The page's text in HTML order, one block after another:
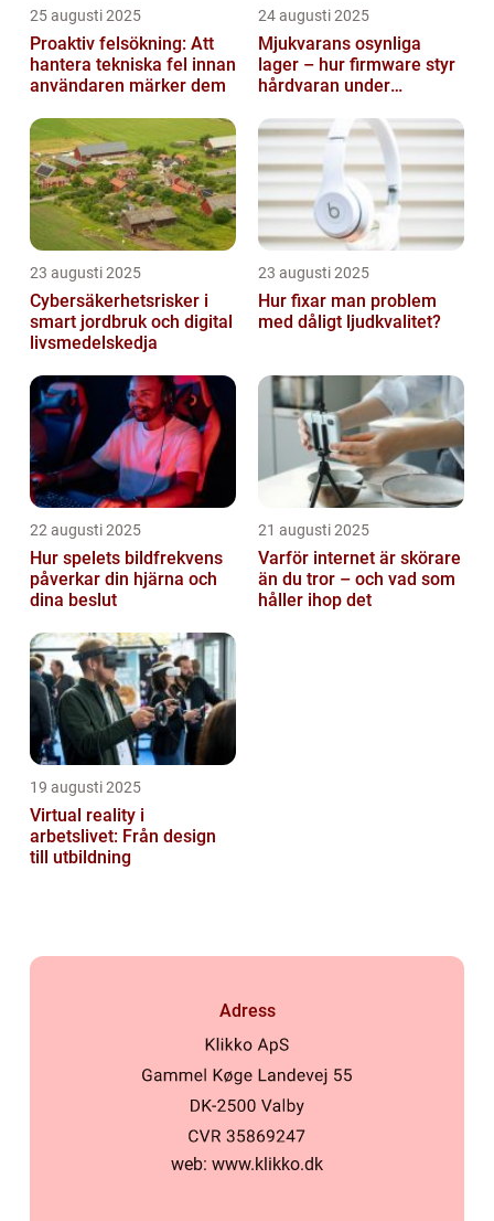
25 augusti 2025
Proaktiv felsökning: Att
hantera tekniska fel innan
användaren märker dem
24 augusti 2025
Mjukvarans osynliga
lager – hur firmware styr
hårdvaran under
23 augusti 2025
Cybersäkerhetsrisker i
smart jordbruk och digital
livsmedelskedja
23 augusti 2025
Hur fixar man problem
med dåligt ljudkvalitet?
22 augusti 2025
Hur spelets bildfrekvens
påverkar din hjärna och
dina beslut
21 augusti 2025
Varför internet är skörare
än du tror – och vad som
håller ihop det
19 augusti 2025
Virtual reality i
arbetslivet: Från design
till utbildning
Adress
web: www.klikko.dk